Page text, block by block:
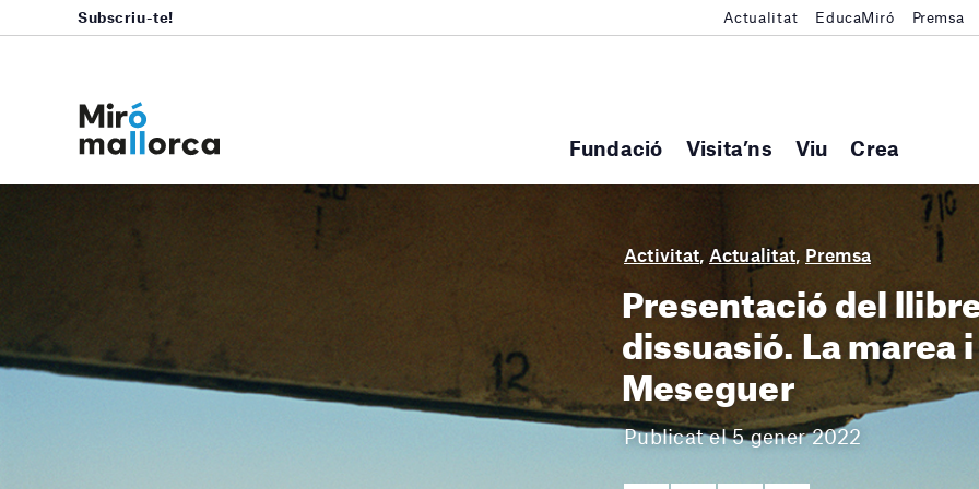
Fundació Visita’ns Viu Crea
Subscriu-te! Actualitat EducaMiró Premsa
Activitat,Actualitat, Premsa
Presentació del
dissuasió. La marea
Meseguer
Publicat el 5 gener 2022